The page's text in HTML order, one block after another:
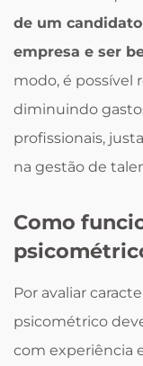
de um
empresa e ser
modo, é possível
diminuindo
profissionais,
na gestão de
Como
Por avaliar
psicométrico
com experiência